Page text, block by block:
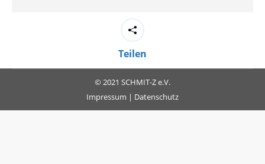
Teilen
© 2021 SCHMIT-Z e.V.
Impressum | Datenschutz